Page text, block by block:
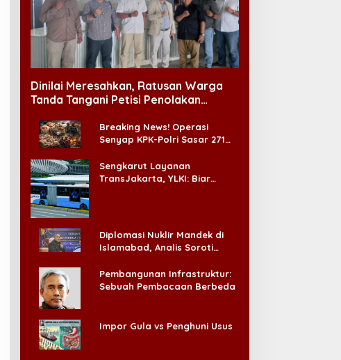
Dinilai Meresahkan, Ratusan Warga
Tanda Tangani Petisi Penolakan
Breaking News! Operasi
Senyap KPK-Polri Sasar 271
Ada ‘Badai Pemeriksaan’
Sengkarut Layanan
TransJakarta, YLKI: Biar
Diplomasi Nuklir Mandek di
Islamabad, Analis Soroti
Pembangunan Infrastruktur:
Sebuah Pembacaan Berbeda
Impor Gula vs Penghuni Usus